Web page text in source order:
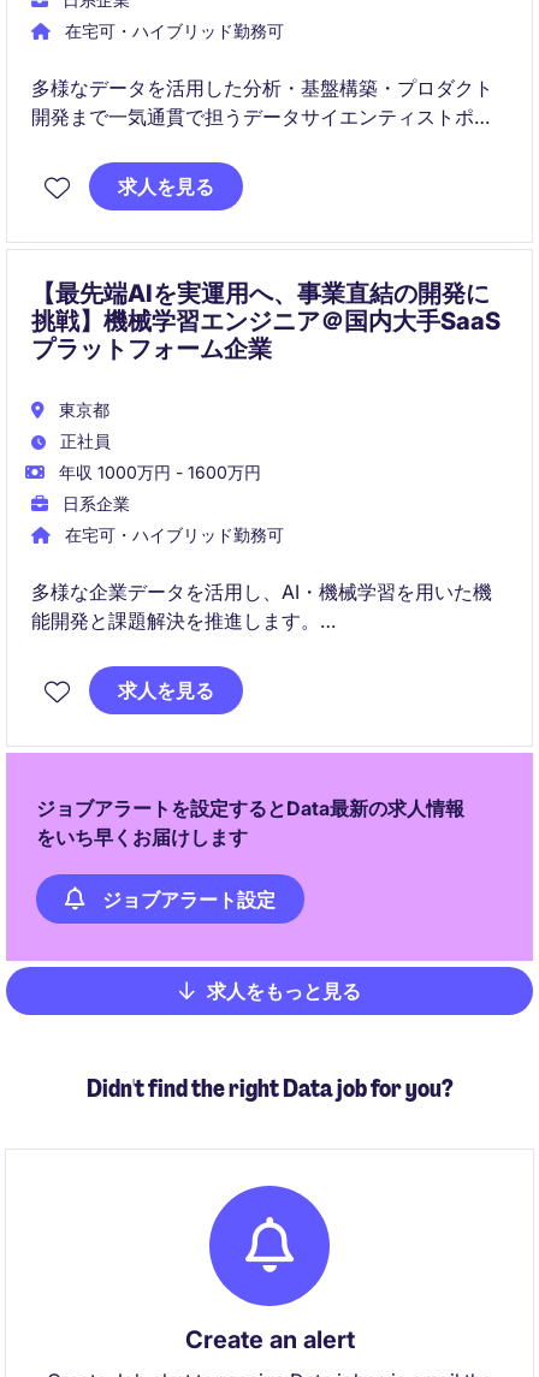
在宅可・ハイブリッド勤務可
多様なデータを活用した分析・基盤構築・プロダクト
開発まで一気通貫で担うデータサイエンティストポジ
分析結果をプロダクトに実装し、意思決定支援の価値
求人を見る
【最先端AIを実運用へ、事業直結の開発に
挑戦】機械学習エンジニア＠国内大手SaaS
プラットフォーム企業
東京都
正社員
年収 1000万円 - 1600万円
日系企業
在宅可・ハイブリッド勤務可
多様な企業データを活用し、AI・機械学習を用いた機
能開発と課題解決を推進します。
域でプロダクト価値の向上に貢献します。
求人を見る
ジョブアラートを設定するとData最新の求人情報
をいち早くお届けします
ジョブアラート設定
Pagination
求人をもっと見る
Didn't find the right Data job for you?
Create an alert